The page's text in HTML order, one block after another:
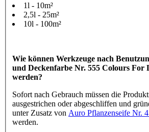
1l - 10m²
2,5l - 25m²
10l - 100m²
Wie können Werkzeuge nach
und Deckenfarbe Nr. 555 Colours For
werden?
Sofort nach Gebrauch müssen die
ausgestrichen oder abgeschliffen und
unter Zusatz von Auro Pflanzenseife Nr.
werden.